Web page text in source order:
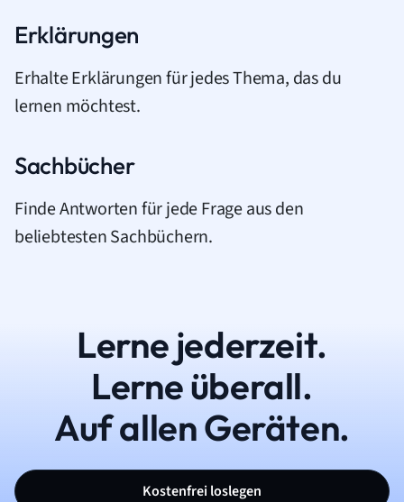
Erklärungen
Erhalte Erklärungen für jedes Thema, das du
lernen möchtest.
Sachbücher
Finde Antworten für jede Frage aus den
beliebtesten Sachbüchern.
Lerne jederzeit.
Lerne überall.
Auf allen Geräten.
Kostenfrei loslegen